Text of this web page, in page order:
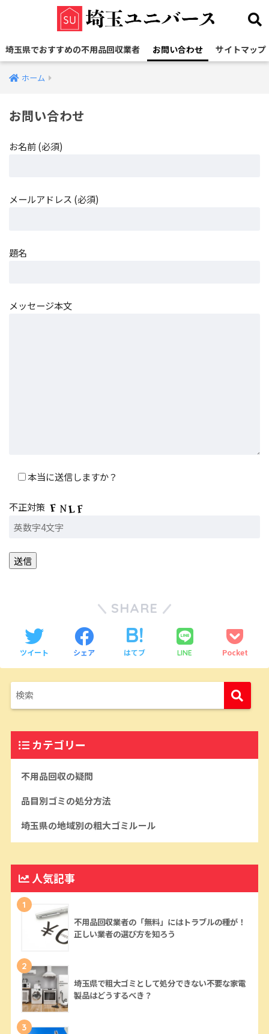
埼玉県でおすすめの不用品回収業者 お問い合わせ サイトマップ
ホーム
お問い合わせ
お名前 (必須)
メールアドレス (必須)
題名
メッセージ本文
本当に送信しますか？
不正対策
SHARE
ツイート シェア はてブ LINE Pocket
カテゴリー
不用品回収の疑問
品目別ゴミの処分方法
埼玉県の地域別の粗大ゴミルール
人気記事
1
不用品回収業者の「無料」にはトラブルの種が！
正しい業者の選び方を知ろう
2
埼玉県で粗大ゴミとして処分できない不要な家電
製品はどうするべき？
3